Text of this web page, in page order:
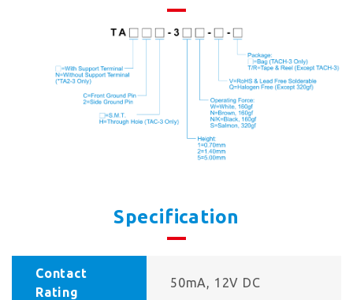
Specification
Contact
Rating
50mA, 12V DC